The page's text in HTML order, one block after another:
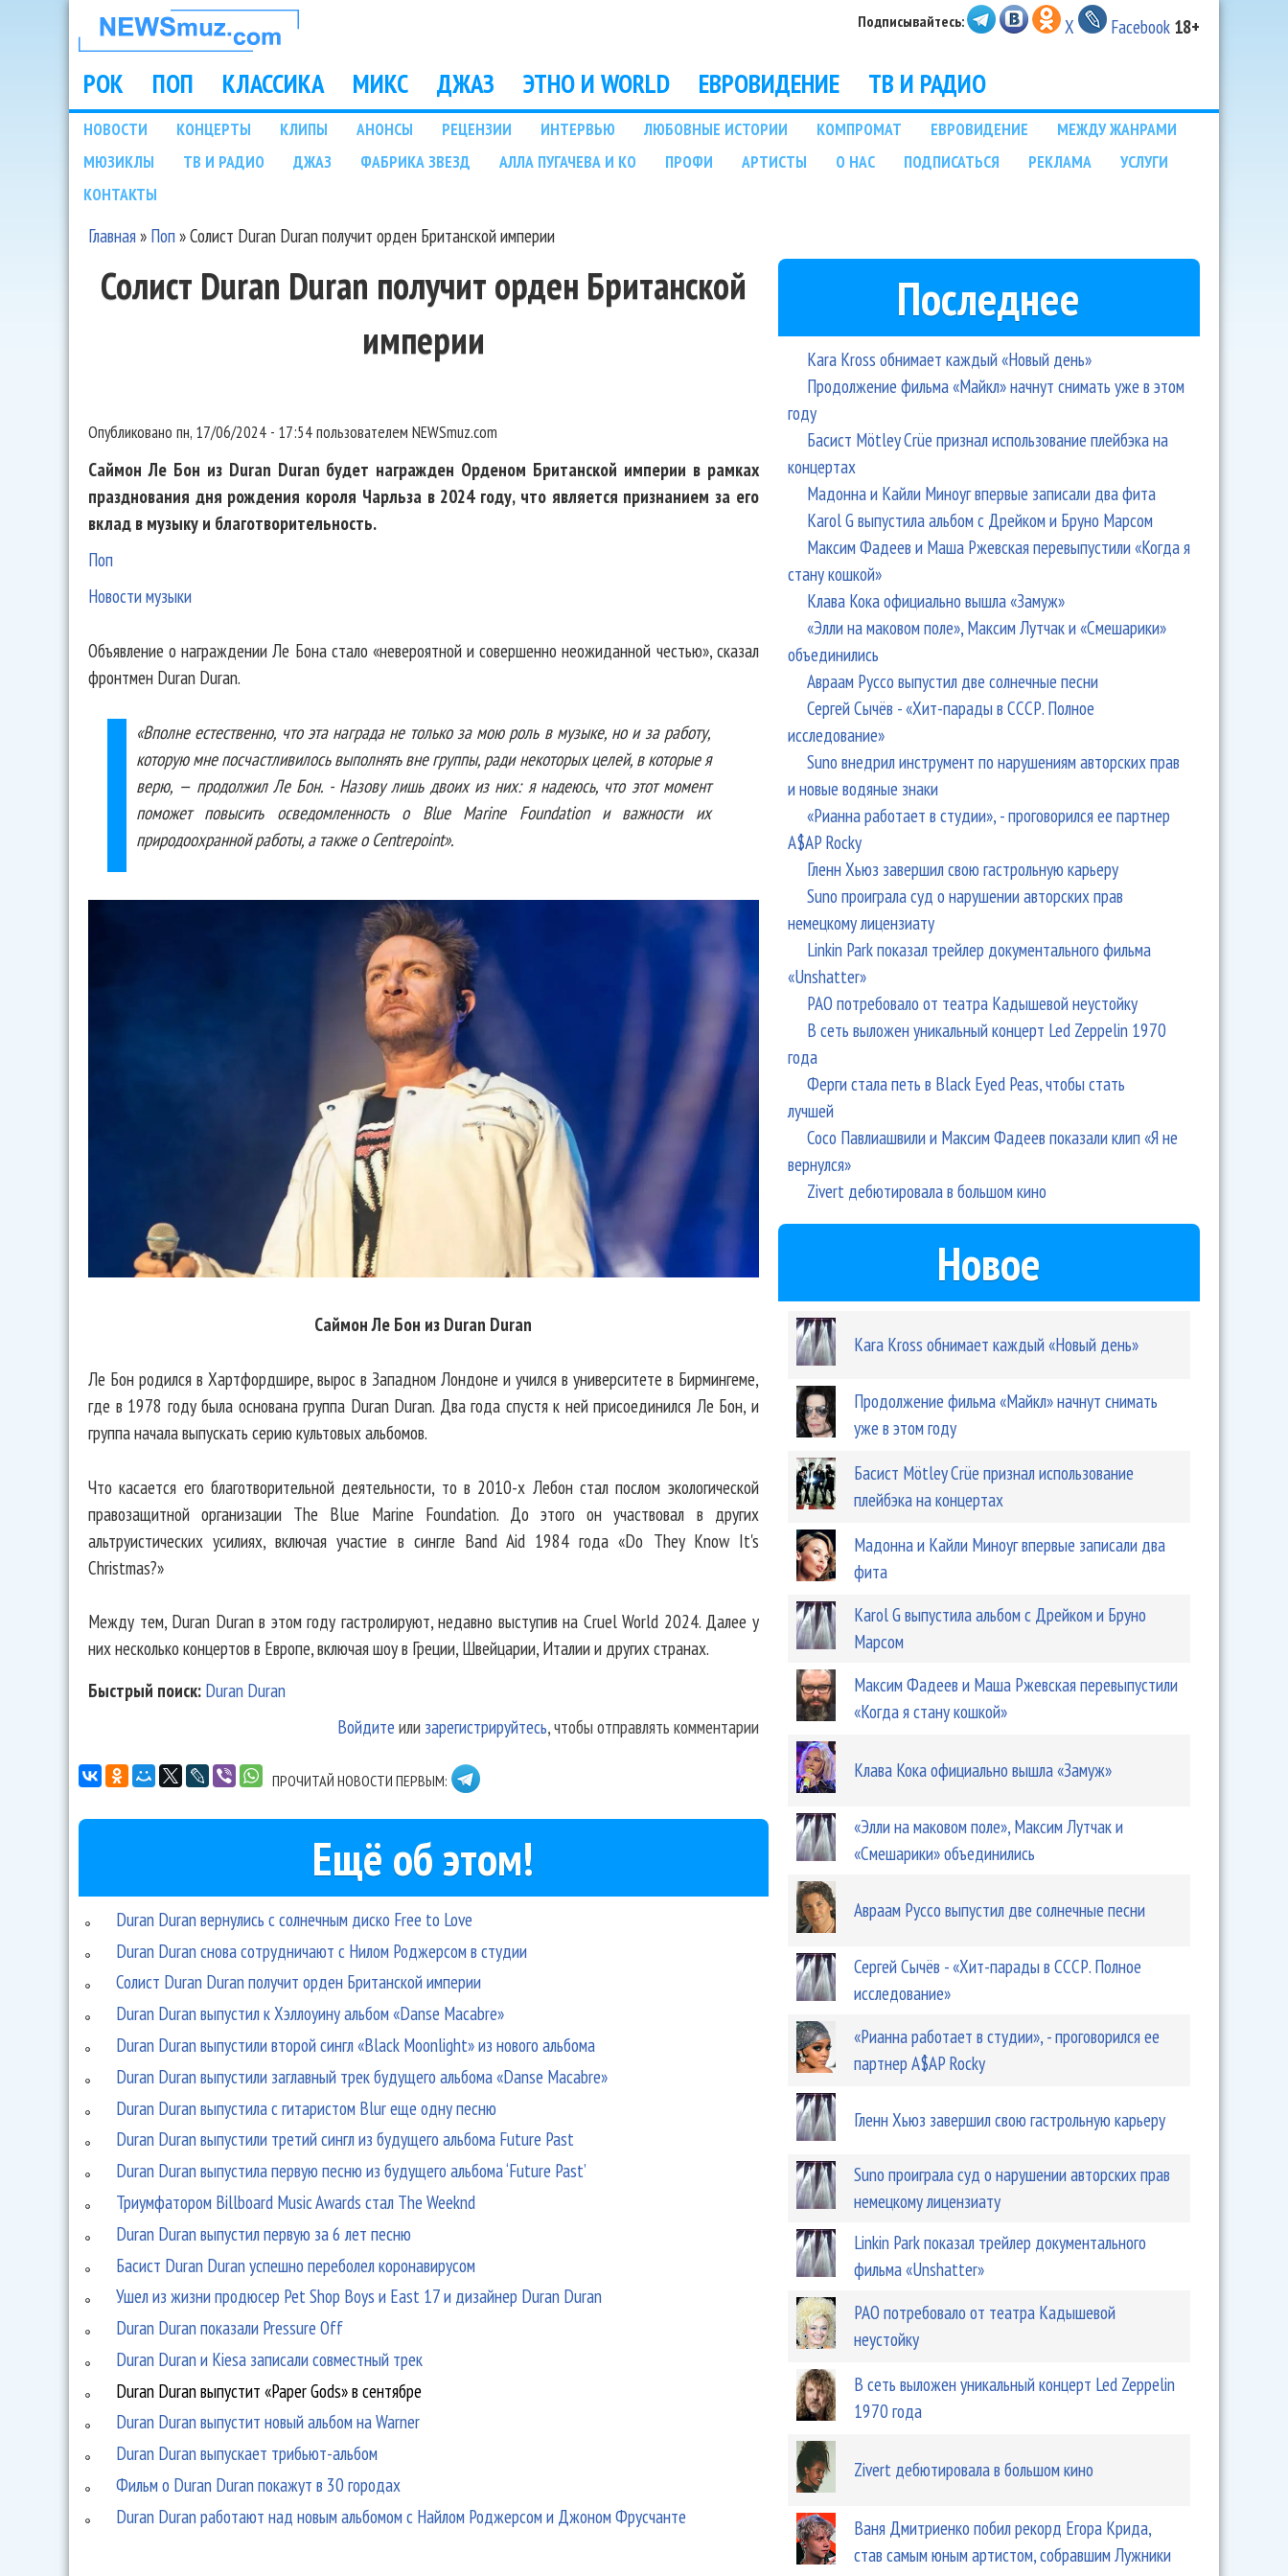
НОВОСТИ
МУЗЫКИ И
ШОУ БИЗНЕСА
NEWSMUZ.COM
Подписывайтесь: X Facebook 18+
Main menu
РОК ПОП КЛАССИКА МИКС ДЖАЗ ЭТНО И WORLD ЕВРОВИДЕНИЕ ТВ И РАДИО
Подразделы
НОВОСТИ КОНЦЕРТЫ КЛИПЫ АНОНСЫ РЕЦЕНЗИИ ИНТЕРВЬЮ ЛЮБОВНЫЕ ИСТОРИИ КОМПРОМАТ ЕВРОВИДЕНИЕ
МЕЖДУ ЖАНРАМИ
МЮЗИКЛЫ
ТВ И РАДИО ДЖАЗ ФАБРИКА ЗВЕЗД АЛЛА ПУГАЧЕВА И КО ПРОФИ АРТИСТЫ О НАС ПОДПИСАТЬСЯ РЕКЛАМА
УСЛУГИ
КОНТАКТЫ
Главная» Поп»Солист Duran Duran получит орден Британской империи
Солист Duran Duran получит орден Британской
империи
Опубликовано пн, 17/06/2024 - 17:54пользователем NEWSmuz.com
Саймон Ле Бон из Duran Duran будет награжден Орденом Британской империи в рамках
празднования дня рождения короля Чарльза в 2024 году, что является признанием за его
вклад в музыку и благотворительность.
Поп
Новости музыки
Объявление о награждении Ле Бона стало «невероятной и совершенно неожиданной честью», сказал
фронтмен Duran Duran.
«Вполне естественно, что эта награда не только за мою роль в музыке, но и за работу,
которую мне посчастливилось выполнять вне группы, ради некоторых целей, в которые я
верю, — продолжил Ле Бон. - Назову лишь двоих из них: я надеюсь, что этот момент
поможет повысить осведомленность о Blue Marine Foundation и важности их
природоохранной работы, а также о Centrepoint».
Саймон Ле Бон из Duran Duran
Ле Бон родился в Хартфордшире, вырос в Западном Лондоне и учился в университете в Бирмингеме,
где в 1978 году была основана группа Duran Duran. Два года спустя к ней присоединился Ле Бон, и
группа начала выпускать серию культовых альбомов.
Что касается его благотворительной деятельности, то в 2010-х Лебон стал послом экологической
правозащитной организации The Blue Marine Foundation. До этого он участвовал в других
альтруистических усилиях, включая участие в сингле Band Aid 1984 года «Do They Know It's
Christmas?»
Между тем, Duran Duran в этом году гастролируют, недавно выступив на Cruel World 2024. Далее у
них несколько концертов в Европе, включая шоу в Греции, Швейцарии, Италии и других странах.
Быстрый поиск: Duran Duran
Войдите или зарегистрируйтесь, чтобы отправлять комментарии
ПРОЧИТАЙ НОВОСТИ ПЕРВЫМ:
Ещё об этом!
Duran Duran вернулись с солнечным диско Free to Love
Duran Duran снова сотрудничают с Нилом Роджерсом в студии
Солист Duran Duran получит орден Британской империи
Duran Duran выпустил к Хэллоуину альбом «Danse Macabre»
Duran Duran выпустили второй сингл «Black Moonlight» из нового альбома
Duran Duran выпустили заглавный трек будущего альбома «Danse Macabre»
Duran Duran выпустила с гитаристом Blur еще одну песню
Duran Duran выпустили третий сингл из будущего альбома Future Past
Duran Duran выпустила первую песню из будущего альбома ‘Future Past’
Триумфатором Billboard Music Awards стал The Weeknd
Duran Duran выпустил первую за 6 лет песню
Басист Duran Duran успешно переболел коронавирусом
Ушел из жизни продюсер Pet Shop Boys и East 17 и дизайнер Duran Duran
Duran Duran показали Pressure Off
Duran Duran и Kiesa записали совместный трек
Duran Duran выпустит «Paper Gods» в сентябре
Duran Duran выпустит новый альбом на Warner
Duran Duran выпускает трибьют-альбом
Фильм о Duran Duran покажут в 30 городах
Duran Duran работают над новым альбомом с Найлом Роджерсом и Джоном Фрусчанте
Последнее
Kara Kross обнимает каждый «Новый день»
Продолжение фильма «Майкл» начнут снимать уже в этом
году
Басист Mötley Crüe признал использование плейбэка на
концертах
Мадонна и Кайли Миноуг впервые записали два фита
Karol G выпустила альбом с Дрейком и Бруно Марсом
Максим Фадеев и Маша Ржевская перевыпустили «Когда я
стану кошкой»
Клава Кока официально вышла «Замуж»
«Элли на маковом поле», Максим Лутчак и «Смешарики»
объединились
Авраам Руссо выпустил две солнечные песни
Сергей Сычёв - «Хит-парады в СССР. Полное
исследование»
Suno внедрил инструмент по нарушениям авторских прав
и новые водяные знаки
«Рианна работает в студии», - проговорился ее партнер
A$AP Rocky
Гленн Хьюз завершил свою гастрольную карьеру
Suno проиграла суд о нарушении авторских прав
немецкому лицензиату
Linkin Park показал трейлер документального фильма
«Unshatter»
РАО потребовало от театра Кадышевой неустойку
В сеть выложен уникальный концерт Led Zeppelin 1970
года
Ферги стала петь в Black Eyed Peas, чтобы стать
лучшей
Сосо Павлиашвили и Максим Фадеев показали клип «Я не
вернулся»
Zivert дебютировала в большом кино
Новое
Kara Kross обнимает каждый «Новый день»
Продолжение фильма «Майкл» начнут снимать
уже в этом году
Басист Mötley Crüe признал использование
плейбэка на концертах
Мадонна и Кайли Миноуг впервые записали два
фита
Karol G выпустила альбом с Дрейком и Бруно
Марсом
Максим Фадеев и Маша Ржевская перевыпустили
«Когда я стану кошкой»
Клава Кока официально вышла «Замуж»
«Элли на маковом поле», Максим Лутчак и
«Смешарики» объединились
Авраам Руссо выпустил две солнечные песни
Сергей Сычёв - «Хит-парады в СССР. Полное
исследование»
«Рианна работает в студии», - проговорился ее
партнер A$AP Rocky
Гленн Хьюз завершил свою гастрольную карьеру
Suno проиграла суд о нарушении авторских прав
немецкому лицензиату
Linkin Park показал трейлер документального
фильма «Unshatter»
РАО потребовало от театра Кадышевой
неустойку
В сеть выложен уникальный концерт Led Zeppelin
1970 года
Zivert дебютировала в большом кино
Ваня Дмитриенко побил рекорд Егора Крида,
став самым юным артистом, собравшим Лужники